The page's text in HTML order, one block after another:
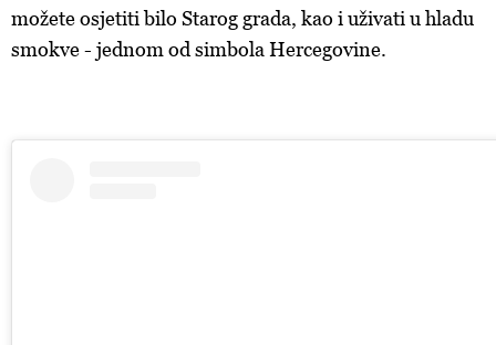
možete osjetiti bilo Starog grada, kao i uživati u hladu
smokve - jednom od simbola Hercegovine.